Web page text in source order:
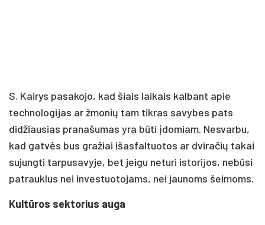
S. Kairys pasakojo, kad šiais laikais kalbant apie
technologijas ar žmonių tam tikras savybes pats
didžiausias pranašumas yra būti įdomiam. Nesvarbu,
kad gatvės bus gražiai išasfaltuotos ar dviračių takai
sujungti tarpusavyje, bet jeigu neturi istorijos, nebūsi
patrauklus nei investuotojams, nei jaunoms šeimoms.
Kultūros sektorius auga